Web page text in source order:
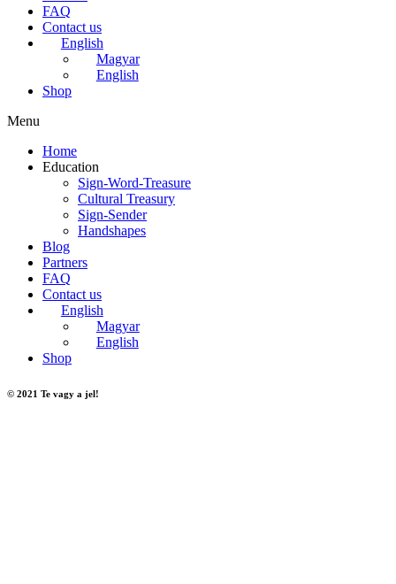
FAQ
Contact us
English
Magyar
English
Shop
Menu
Home
Education
Sign-Word-Treasure
Cultural Treasury
Sign-Sender
Handshapes
Blog
Partners
FAQ
Contact us
English
Magyar
English
Shop
© 2021 Te vagy a jel!